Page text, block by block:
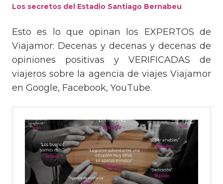
Los secretos del Estadio Santiago Bernabeu
Esto es lo que opinan los EXPERTOS de
Viajamor: Decenas y decenas y decenas de
opiniones positivas y VERIFICADAS de
viajeros sobre la agencia de viajes Viajamor
en Google, Facebook, YouTube.